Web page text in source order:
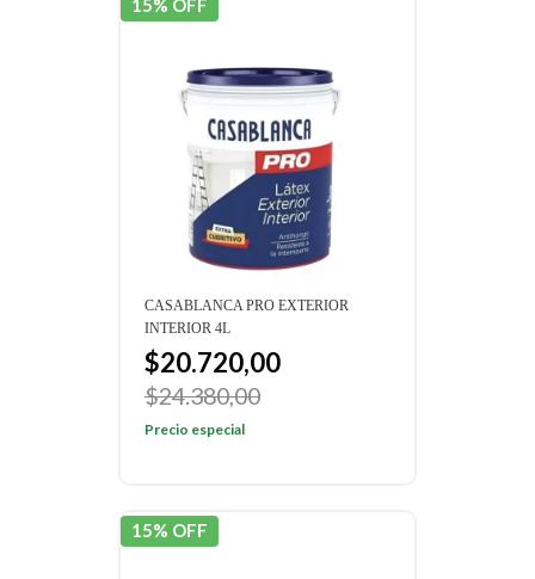
15% OFF
CASABLANCA PRO EXTERIOR
INTERIOR 4L
$20.720,00
$24.380,00
Precio especial
15% OFF